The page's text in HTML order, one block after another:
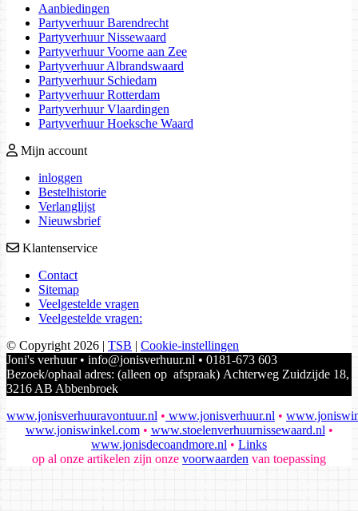
Aanbiedingen
Partyverhuur Barendrecht
Partyverhuur Nissewaard
Partyverhuur Voorne aan Zee
Partyverhuur Albrandswaard
Partyverhuur Schiedam
Partyverhuur Rotterdam
Partyverhuur Vlaardingen
Partyverhuur Hoeksche Waard
Mijn account
inloggen
Bestelhistorie
Verlanglijst
Nieuwsbrief
Klantenservice
Contact
Sitemap
Veelgestelde vragen
Veelgestelde vragen:
© Copyright 2026 | TSB | Cookie-instellingen
Joni's verhuur • info@jonisverhuur.nl • 0181-673 603
Bezoek/ophaal adres: (alleen op afspraak) Achterweg Zuidzijde 18,
3216 AB Abbenbroek
www.jonisverhuuravontuur.nl • www.jonisverhuur.nl •
www.joniswinkel.com• www.stoelenverhuurnissewaard.nl •
www.jonisdecoandmore.nl • Links
op al onze artikelen zijn onze voorwaarden van toepassing